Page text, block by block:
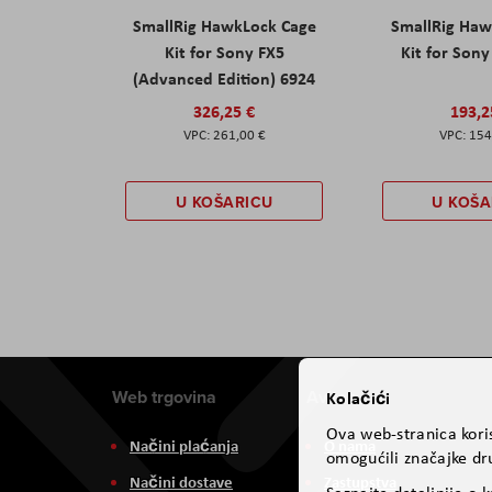
SmallRig HawkLock Cage
Kit for Sony FX5
(Advanced Edition) 6924
326,25 €
261,00 €
U KOŠARICU
SmallRig
Kit for Sony
U
Web trgovina
Načini plaćanja
Načini dostave
Aviteh
O nama
Kolačići
Ova web-stranica
omogućili značajke